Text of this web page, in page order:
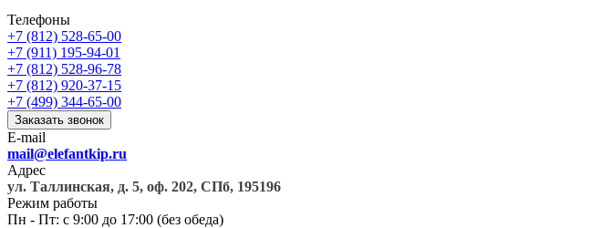
Телефоны
+7 (812) 528-65-00
+7 (911) 195-94-01
+7 (812) 528-96-78
+7 (812) 920-37-15
+7 (499) 344-65-00
Заказать звонок
E-mail
mail@elefantkip.ru
Адрес
ул. Таллинская, д. 5, оф. 202, СПб, 195196
Режим работы
Пн - Пт: с 9:00 до 17:00 (без обеда)